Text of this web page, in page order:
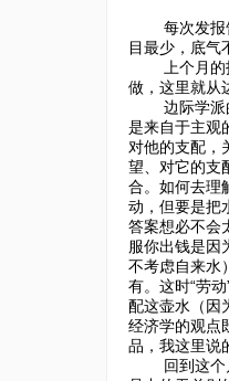
每次发报告
目最少，底气
上个月的报
做，这里就从
边际学派的
是来自于主观
对他的支配，
望、对它的支
合。如何去理
动，但要是把
答案想必不会
服你出钱是因
不考虑自来水
有。这时“劳
配这壶水（因
经济学的观点
品，我这里说
回到这个月